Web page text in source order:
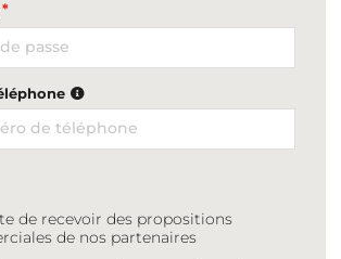
de recevoir des propositions
de nos partenaires